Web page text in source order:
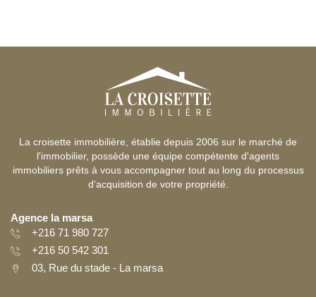
La croisette immobilière, établie depuis 2006 sur le marché de
l'immobilier, possède une équipe compétente d'agents
immobiliers prêts à vous accompagner tout au long du processus
d'acquisition de votre propriété.
Agence la marsa
+216 71 980 727
+216 50 542 301
03, Rue du stade - La marsa